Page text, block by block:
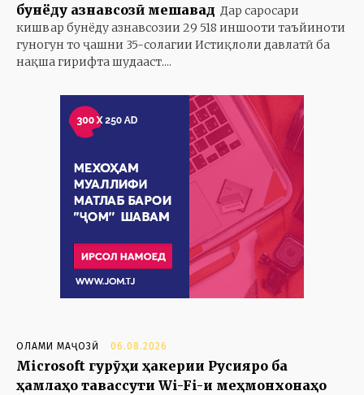
бунёду азнавсозӣ мешавад Дар саросари
кишвар бунёду азнавсозии 29 518 иншооти таъйиноти
гуногун то ҷашни 35-солагии Истиқлоли давлатӣ ба
нақша гирифта шудааст....
ОЛАМИ МАҶОЗӢ 06.08.2026
Microsoft гурӯҳи ҳакерии Русияро ба
ҳамлаҳо тавассути Wi-Fi-и меҳмонхонаҳо